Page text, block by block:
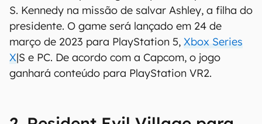
A apresentação começou com um anúncio
de
Resident Evil 4 . O trailer mostra gráficos